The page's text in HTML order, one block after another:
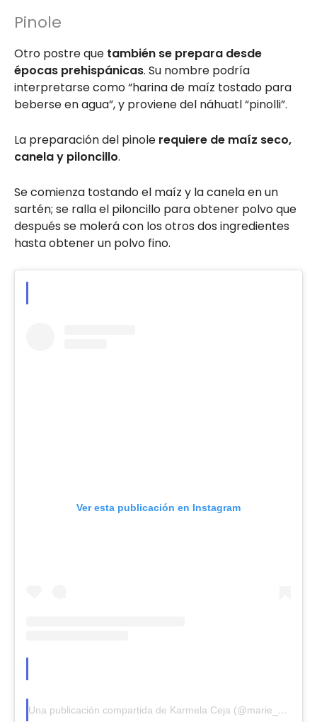
Pinole
Otro postreque también se prepara desde
épocas prehispánicas. Su nombre podría
interpretarse como “harina de maíz tostado para
beberse en agua”, y proviene del náhuatl “pinolli”.
La preparación del pinole requiere de maíz seco,
canela y piloncillo.
Se comienza tostando el maíz y la canela en un
sartén; se ralla el piloncillo para obtener polvo que
después se molerá con los otros dos ingredientes
hasta obtenerun polvo fino.
Ver esta publicación en Instagram
Una publicación compartida de Karmela Ceja (@marie_cej)